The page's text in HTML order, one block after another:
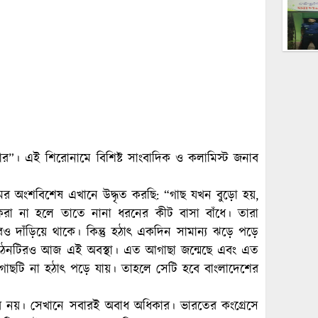
এই শিরোনামে বিশিষ্ট সাংবাদিক ও কলামিস্ট জনাব
অংশবিশেষ এখানে উদ্ধৃত করছি: “গাছ যখন বুড়ো হয়,
না হলে তাতে নানা ধরনের কীট বাসা বাঁধে। তারা
থাকে। কিন্তু হঠাৎ একদিন সামান্য ঝড়ে পড়ে
আজ এই অবস্থা। এত আগাছা জন্মেছে এবং এত
না হঠাৎ পড়ে যায়। তাহলে সেটি হবে বাংলাদেশের
নয়। সেখানে সবারই অবাধ অধিকার। ভারতের কংগ্রেসে